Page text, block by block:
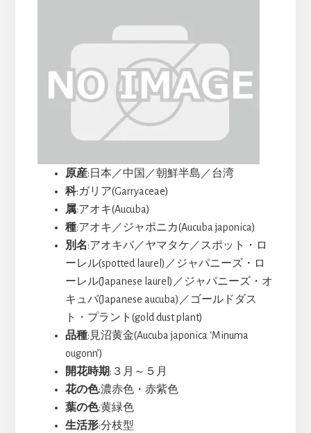
原産:日本／中国／朝鮮半島／台湾
科:ガリア(Garryaceae)
属:アオキ(Aucuba)
種:アオキ／ジャポニカ(Aucuba japonica)
別名:アオキバ／ヤマタケ／スポット・ロ
ーレル(spotted laurel)／ジャパニーズ・ロ
ーレル(Japanese laurel)／ジャパニーズ・オ
キュバ(Japanese aucuba)／ゴールドダス
ト・プラント(gold dust plant)
品種:見沼黄金(Aucuba japonica ‘Minuma
ougonn’)
開花時期:３月～５月
花の色:濃赤色・赤紫色
葉の色:黄緑色
生活形:分枝型